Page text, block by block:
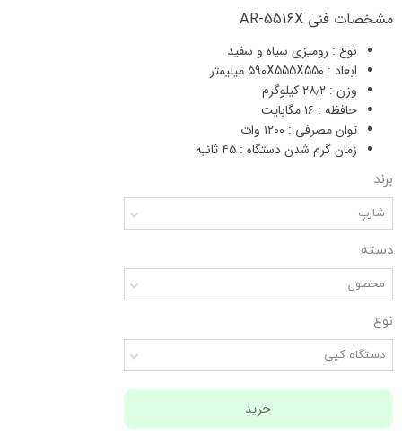
مشخصات فنی AR-5516X
نوع : رومیزی سیاه و سفید
ابعاد : ۵۹۰X555X550 میلیمتر
وزن : ۲۸٫۲ کیلوگرم
حافظه : ۱۶ مگابایت
توان مصرفی : ۱۲۰۰ وات
زمان گرم شدن دستگاه : ۴۵ ثانیه
برند
شارپ
دسته
محصول
نوع
دستگاه کپی
خرید